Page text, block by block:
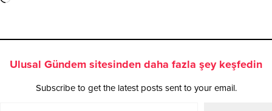
Ulusal Gündem sitesinden daha fazla şey keşfedin
Subscribe to get the latest posts sent to your email.